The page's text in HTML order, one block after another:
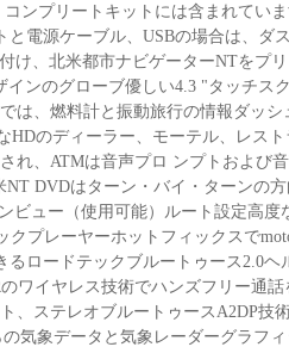
ンプリートキットには含まれていま
電源ケーブル、USBの場合は、ダ
け、北米都市ナビゲーターNTをプ
ンのグローブ優しい4.3 "タッチス
は、燃料計と振動旅行の情報ダッシ
のディーラー、モーテル、レスト
れ、ATMは音声プロ ンプトおよび
DVDはターン・バイ・ターンの
ビュー（使用可能）ルート設定高度
プレーヤーホットフィックスで
ロードテックブルートゥース2.0ヘ
ワイヤレス技術でハンズフリー通話
、ステレオブルートゥースA2DP技
気象データと気象レーダーグラフ